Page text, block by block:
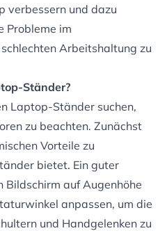
verbessern und dazu
Probleme im
Arbeitshaltung zu
Ständer?
Laptop-Ständer suchen,
zu beachten. Zunächst
Vorteile zu
bietet. Ein guter
auf Augenhöhe
anpassen, um die
und Handgelenken zu